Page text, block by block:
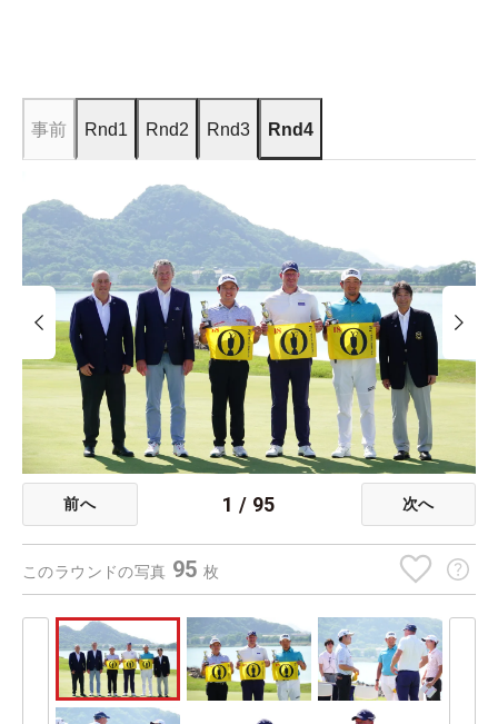
事前 Rnd1 Rnd2 Rnd3 Rnd4
前へ 1 / 95 次へ
このラウンドの写真 95枚